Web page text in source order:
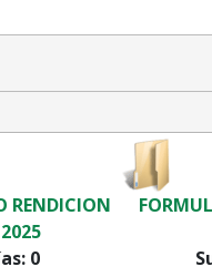
RENDICION
0